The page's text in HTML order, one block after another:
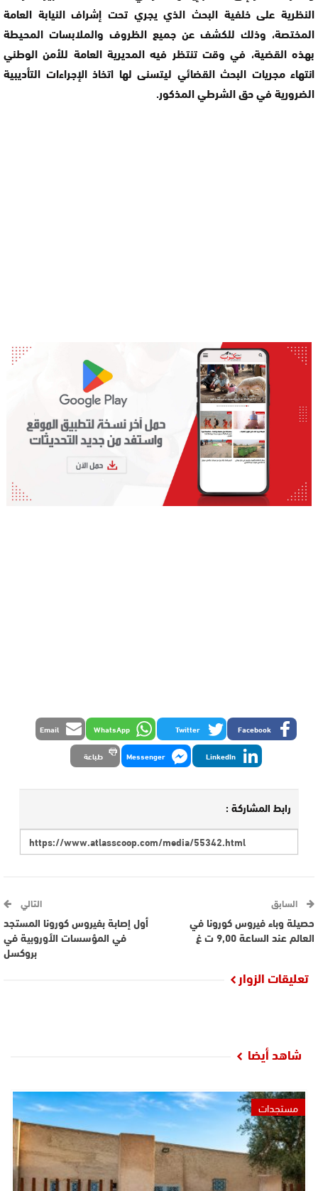
النظرية على خلفية البحث الذي يجري تحت إشراف النيابة العامة
المختصة، وذلك للكشف عن جميع الظروف والملابسات المحيطة
بهذه القضية، في وقت تنتظر فيه المديرية العامة للأمن الوطني
انتهاء مجريات البحث القضائي ليتسنى لها اتخاذ الإجراءات التأديبية
الضرورية في حق الشرطي المذكور.
Facebook
Twitter
WhatsApp
Email
LinkedIn
Messenger طباعة
رابط المشاركة :
السابق
حصيلة وباء فيروس كورونا في
العالم عند الساعة 9,00 ت غ
التالي
أول إصابة بفيروس كورونا المستجد
في المؤسسات الأوروبية في
بروكسل
تعليقات الزوار
شاهد أيضا
مستجدات